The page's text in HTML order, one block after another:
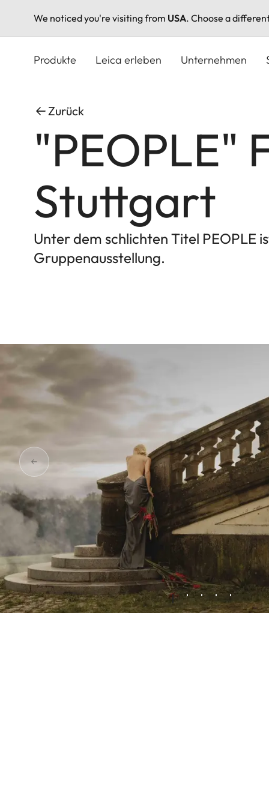
We noticed you're visiting from USA. Choose a
Produkte Leica erleben Unternehmen
Zurück
"PEOPLE"
Stuttgart
Unter dem schlichten Titel PEOPLE
Gruppenausstellung.